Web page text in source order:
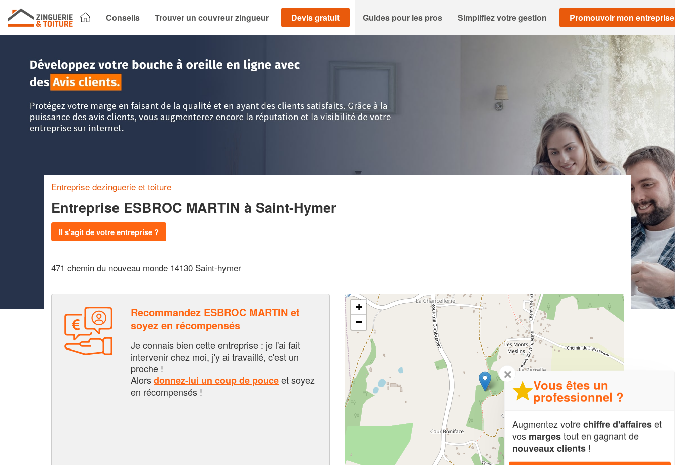
Conseils Trouver un couvreur zingueur Devis gratuit Guides pour les pros Simplifiez votre gestion Promouvoir mon entreprise
Entreprise dezinguerie et toiture
Entreprise ESBROC MARTIN à Saint-Hymer
Il s'agit de votre entreprise ?
471 chemin du nouveau monde 14130 Saint-hymer
Recommandez ESBROC MARTIN et
soyez en récompensés
Je connais bien cette entreprise : je l'ai fait
intervenir chez moi, j'y ai travaillé, c'est un
proche !
Alorsdonnez-lui un coup de pouceet soyez
en récompensés !
+
−
✕
Vous êtes un
professionnel ?
Augmentez votrechiffre d'affaireset
vos margestout en gagnant de
nouveaux clients !